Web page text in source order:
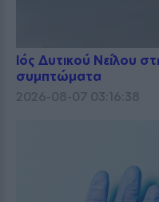
Ιός Δυτικού Νείλου
συμπτώματα
2026-08-07 03:16:38